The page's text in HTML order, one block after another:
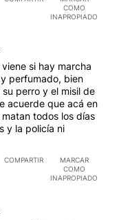
COMO
INAPROPIADO
si hay marcha
perfumado, bien
perro y el misil de
acuerde que acá en
todos los días
y la policía ni
COMPARTIR
MARCAR
COMO
INAPROPIADO